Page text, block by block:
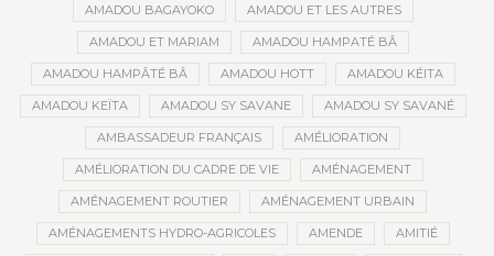
AMADOU BAGAYOKO AMADOU ET LES AUTRES
AMADOU ET MARIAM AMADOU HAMPATÉ BÂ
AMADOU HAMPÂTÉ BÂ AMADOU HOTT AMADOU KÉITA
AMADOU KEÏTA AMADOU SY SAVANE AMADOU SY SAVANÉ
AMBASSADEUR FRANÇAIS AMÉLIORATION
AMÉLIORATION DU CADRE DE VIE AMÉNAGEMENT
AMÉNAGEMENT ROUTIER AMÉNAGEMENT URBAIN
AMÉNAGEMENTS HYDRO-AGRICOLES AMENDE AMITIÉ